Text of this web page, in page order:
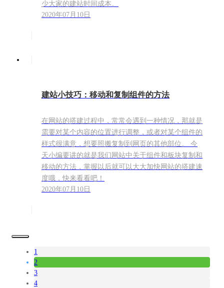
少大家的建站时间成本。
2020年07月10日
建站小技巧：移动和复制组件的方法
在网站的搭建过程中，常常会遇到一种情况，那就是
需要对某个内容的位置进行调整，或者对某个组件的
样式很满意，想要照搬复制到网页的其他部位。 今
天小编要讲的就是我们网站中关于组件和板块复制和
移动的方法，掌握以后就可以大大加快网站的搭建速
度哦，快来看看吧！
2020年07月10日
1
2
3
4